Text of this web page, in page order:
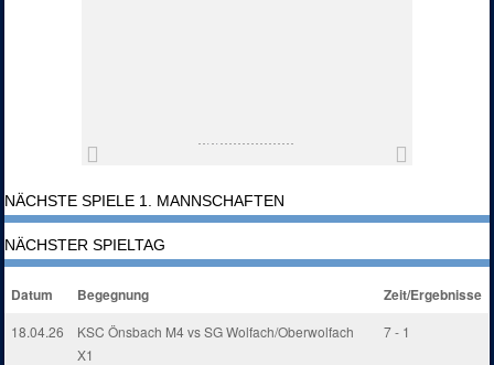
NÄCHSTE SPIELE 1. MANNSCHAFTEN
NÄCHSTER SPIELTAG
Datum Begegnung Zeit/Ergebnisse
18.04.26
KSC Önsbach M4 vs SG Wolfach/Oberwolfach
X1
7 - 1